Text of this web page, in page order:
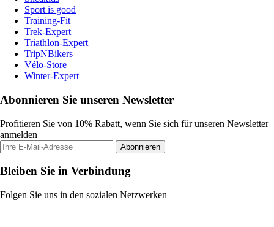
Sport is good
Training-Fit
Trek-Expert
Triathlon-Expert
TripNBikers
Vélo-Store
Winter-Expert
Abonnieren Sie unseren Newsletter
Profitieren Sie von 10% Rabatt, wenn Sie sich für unseren Newsletter
anmelden
Abonnieren
Bleiben Sie in Verbindung
Folgen Sie uns in den sozialen Netzwerken